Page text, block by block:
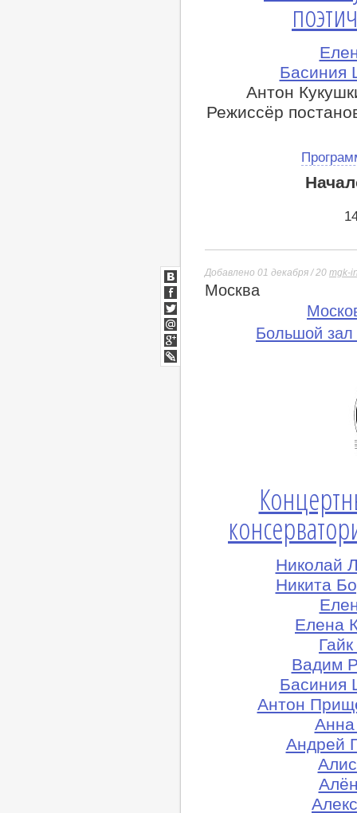
Басиния
Антон
Режиссёр
Добавлено 01 декабря / 20 mgk-
Москва
Большой зал
Николай
Никита
Елена
Вадим
Басиния
Антон
Анна
Андрей
ВКонтакте
Facebook
Twitter
Мой
Мир
Google+
lj